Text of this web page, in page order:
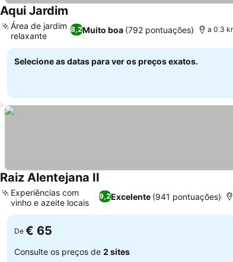
Aqui Jardim
8,2Muito boa (792 pontuações)
Área de jardim
relaxante
a 0.3
Selecione as datas para ver os preços exatos.
Raiz Alentejana II
9,2Excelente (941 pontuações)
Experiências com
vinho e azeite locais
De € 65
Consulte os preços de 2 sites